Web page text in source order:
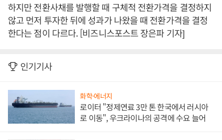
하지만 전환사채를 발행할 때 구체적 전환가격을 결정하지
않고 먼저 투자한 뒤에 성과가 나왔을 때 전환가격을 결정
한다는 점이 다르다. [비즈니스포스트 장은파 기자]
인기기사
화학·에너지
로이터 "정제연료 3만 톤 한국에서 러시아
로 이동", 우크라이나의 공격에 수요 늘어